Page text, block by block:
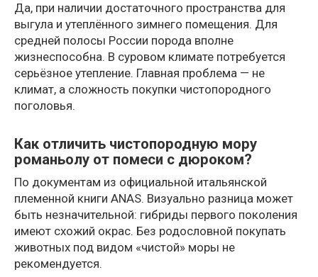
Да, при наличии достаточного пространства для
выгула и утеплённого зимнего помещения. Для
средней полосы России порода вполне
жизнеспособна. В суровом климате потребуется
серьёзное утепление. Главная проблема — не
климат, а сложность покупки чистопородного
поголовья.
Как отличить чистопородную мору
романьолу от помеси с дюроком?
По документам из официальной итальянской
племенной книги ANAS. Визуально разница может
быть незначительной: гибриды первого поколения
имеют схожий окрас. Без родословной покупать
животных под видом «чистой» моры не
рекомендуется.